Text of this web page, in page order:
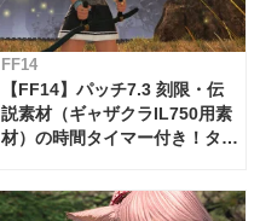
FF14
【FF14】パッチ7.3 刻限・伝
説素材（ギャザクラIL750用素
材）の時間タイマー付き！タイ